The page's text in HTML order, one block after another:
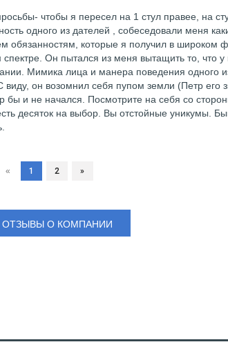
чтобы я пересел на 1 стул правее, на
одного из дателей , собеседовали меня
обязанностям, которые я получил в широком
Он пытался из меня вытащить то, что у
Мимика лица и манера поведения одного
виду, он возомнил себя пупом земли (Петр его
бы и не начался. Посмотрите на себя со
десяток на выбор. Вы отстойные уникумы.
« 1 2 »
ОТЗЫВЫ О КОМПАНИИ